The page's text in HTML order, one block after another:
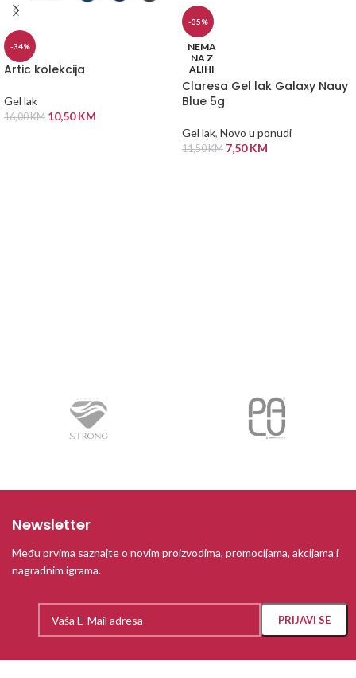
-34%
Artic kolekcija
Gel lak
16,00KM 10,50KM
-35%
NEMA
NA Z
ALIHI
Claresa Gel lak Galaxy Nauy
Blue 5g
Gel lak, Novo u ponudi
11,50KM 7,50KM
Newsletter
Među prvima saznajte o novim proizvodima, promocijama, akcijama i
nagradnim igrama.